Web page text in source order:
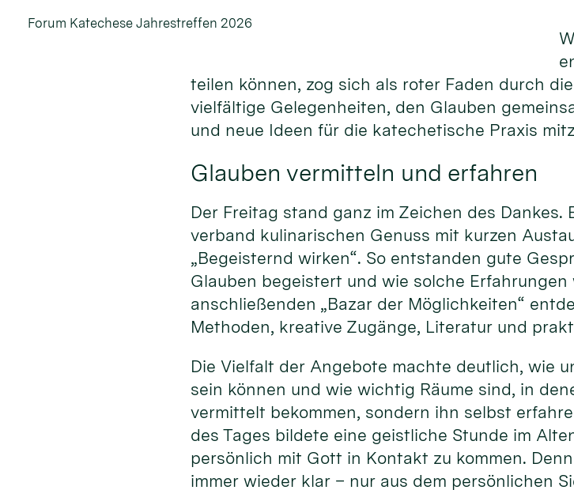
Forum Katechese Jahrestreffen 2026
teilen können, zog sich als roter Faden durch
vielfältige Gelegenheiten, den Glauben
und neue Ideen für die katechetische Praxis
Glauben vermitteln und erfahren
Der Freitag stand ganz im Zeichen des Dankes.
verband kulinarischen Genuss mit kurzen
„Begeisternd wirken“. So entstanden gute
Glauben begeistert und wie solche
anschließenden „Bazar der Möglichkeiten“
Methoden, kreative Zugänge, Literatur und
Die Vielfalt der Angebote machte deutlich, wie
sein können und wie wichtig Räume sind, in
vermittelt bekommen, sondern ihn selbst
des Tages bildete eine geistliche Stunde im
persönlich mit Gott in Kontakt zu kommen.
immer wieder klar – nur aus dem persönlichen